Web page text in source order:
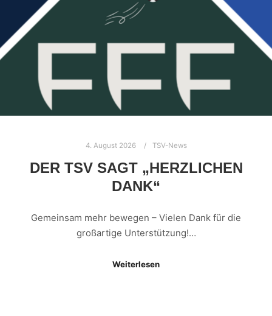
4. August 2026 TSV-News
DER TSV SAGT „HERZLICHEN
DANK“
Gemeinsam mehr bewegen – Vielen Dank für die
großartige Unterstützung!…
Weiterlesen